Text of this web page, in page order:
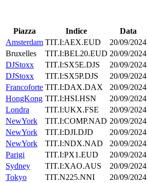
Piazza Indice Data
Amsterdam TIT.I:AEX.EUD 20/09/2024
Bruxelles
TIT.I:BEL20.EUD 20/09/2024
DJStoxx
TIT.I:SX5E.DJS 20/09/2024
DJStoxx
TIT.I:SX5P.DJS 20/09/2024
Francoforte TIT.I:DAX.DAX 20/09/2024
HongKong TIT.I:HSI.HSN 20/09/2024
Londra
TIT.I:UKX.FSE 20/09/2024
NewYork
TIT.I:COMP.NAD 20/09/2024
NewYork
TIT.I:DJI.DJD 20/09/2024
NewYork
TIT.I:NDX.NAD 20/09/2024
Parigi
TIT.I:PX1.EUD 20/09/2024
Sydney
TIT.I:XAO.AUS 20/09/2024
Tokyo
TIT.N225.NNI 20/09/2024